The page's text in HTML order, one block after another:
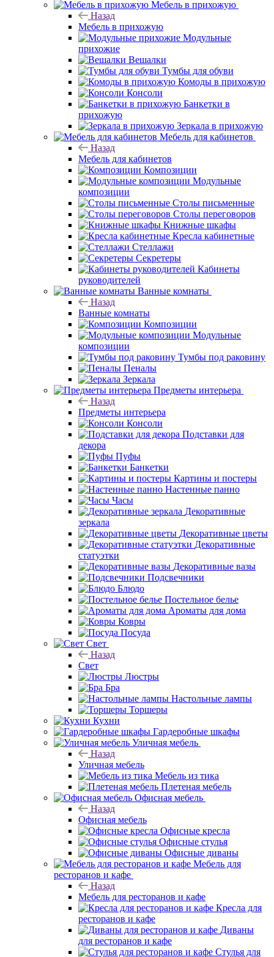
Мебель в прихожую
Назад
Мебель в прихожую
Модульные
прихожие
Вешалки
Тумбы для обуви
Комоды в прихожую
Консоли
Банкетки в
прихожую
Зеркала в прихожую
Мебель для кабинетов
Назад
Мебель для кабинетов
Композиции
Модульные
композиции
Столы письменные
Столы переговоров
Книжные шкафы
Кресла кабинетные
Стеллажи
Секретеры
Кабинеты
руководителей
Ванные комнаты
Назад
Ванные комнаты
Композиции
Модульные
композиции
Тумбы под раковину
Пеналы
Зеркала
Предметы интерьера
Назад
Предметы интерьера
Консоли
Подставки для
декора
Пуфы
Банкетки
Картины и постеры
Настенные панно
Часы
Декоративные
зеркала
Декоративные цветы
Декоративные
статуэтки
Декоративные вазы
Подсвечники
Блюдо
Постельное белье
Ароматы для дома
Ковры
Посуда
Свет
Назад
Свет
Люстры
Бра
Настольные лампы
Торшеры
Кухни
Гардеробные шкафы
Уличная мебель
Назад
Уличная мебель
Мебель из тика
Плетеная мебель
Офисная мебель
Назад
Офисная мебель
Офисные кресла
Офисные стулья
Офисные диваны
Мебель для
ресторанов и кафе
Назад
Мебель для ресторанов и кафе
Кресла для
ресторанов и кафе
Диваны
для ресторанов и кафе
Стулья для